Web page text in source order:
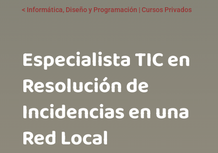
< Informática, Diseño y Programación |Cursos Privados
Especialista TIC en
Resolución de
Incidencias en una
Red Local